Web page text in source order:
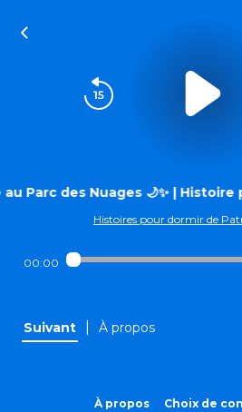
Parc des Nuages 🌙✨ |
Histoires pour dormir de
00:00
Suivant À propos
À propos Choix de